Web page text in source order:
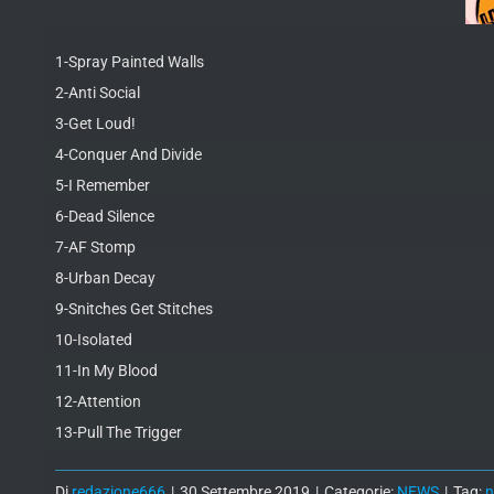
1-Spray Painted Walls
2-Anti Social
3-Get Loud!
4-Conquer And Divide
5-I Remember
6-Dead Silence
7-AF Stomp
8-Urban Decay
9-Snitches Get Stitches
10-Isolated
11-In My Blood
12-Attention
13-Pull The Trigger